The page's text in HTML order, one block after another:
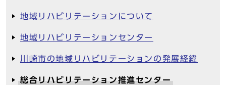
地域リハビリテーションについて
地域リハビリテーションセンター
川崎市の地域リハビリテーションの発展経緯
総合リハビリテーション推進センター